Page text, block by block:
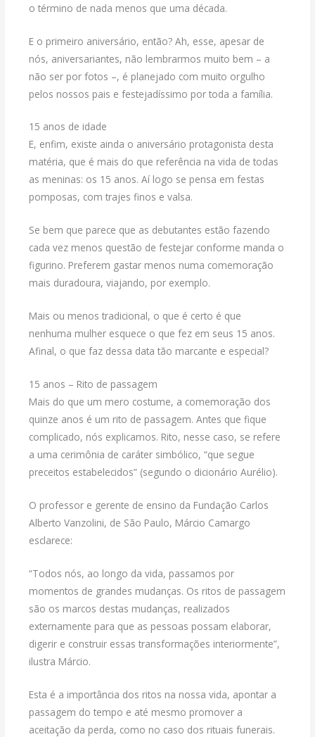
o término de nada menos que uma década.
E o primeiro aniversário, então? Ah, esse, apesar de
nós, aniversariantes, não lembrarmos muito bem – a
não ser por fotos –, é planejado com muito orgulho
pelos nossos pais e festejadíssimo por toda a família.
15 anos de idade
E, enfim, existe ainda o aniversário protagonista desta
matéria, que é mais do que referência na vida de todas
as meninas: os 15 anos. Aí logo se pensa em festas
pomposas, com trajes finos e valsa.
Se bem que parece que as debutantes estão fazendo
cada vez menos questão de festejar conforme manda o
figurino. Preferem gastar menos numa comemoração
mais duradoura, viajando, por exemplo.
Mais ou menos tradicional, o que é certo é que
nenhuma mulher esquece o que fez em seus 15 anos.
Afinal, o que faz dessa data tão marcante e especial?
15 anos – Rito de passagem
Mais do que um mero costume, a comemoração dos
quinze anos é um rito de passagem. Antes que fique
complicado, nós explicamos. Rito, nesse caso, se refere
a uma cerimônia de caráter simbólico, “que segue
preceitos estabelecidos” (segundo o dicionário Aurélio).
O professor e gerente de ensino da Fundação Carlos
Alberto Vanzolini, de São Paulo, Márcio Camargo
esclarece:
“Todos nós, ao longo da vida, passamos por
momentos de grandes mudanças. Os ritos de passagem
são os marcos destas mudanças, realizados
externamente para que as pessoas possam elaborar,
digerir e construir essas transformações interiormente”,
ilustra Márcio.
Esta é a importância dos ritos na nossa vida, apontar a
passagem do tempo e até mesmo promover a
aceitação da perda, como no caso dos rituais funerais.